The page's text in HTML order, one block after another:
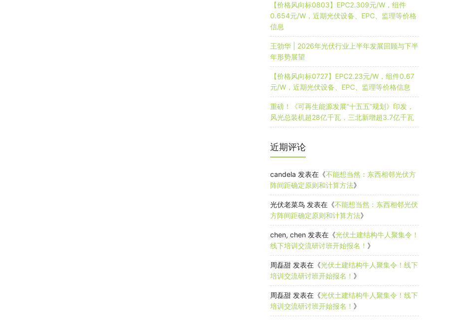
【价格风向标0803】EPC2.309元/W，组件
0.654元/W，近期光伏设备、EPC、监理等价格
信息
王勃华 | 2026年光伏行业上半年发展回顾与下半
年形势展望
【价格风向标0727】EPC2.23元/W，组件0.67
元/W，近期光伏设备、EPC、监理等价格信息
重磅！《可再生能源发展“十五五”规划》印发，
风光总装机超28亿千瓦，三北新增超3.7亿千瓦
近期评论
candela 发表在《不能想当然：东西相邻光伏方
阵间距确定原则和计算方法》
光伏老菜鸟 发表在《不能想当然：东西相邻光伏
方阵间距确定原则和计算方法》
chen, chen 发表在《光伏土建结构牛人聚集令！
线下培训交流研讨班开始报名！ 》
周磊甜 发表在《光伏土建结构牛人聚集令！线下
培训交流研讨班开始报名！ 》
周磊甜 发表在《光伏土建结构牛人聚集令！线下
培训交流研讨班开始报名！ 》